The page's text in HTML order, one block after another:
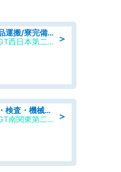
＞
自動車製品の機械加工・部品運搬/寮完備/日払い/工場・製造
UTエージェント株式会社AGT西日本第二CU
＞
建築用製品の仕込み・充填・検査・機械操作/寮完備/日払い/工場・製造
UTエージェント株式会社AGT南関東第二CU